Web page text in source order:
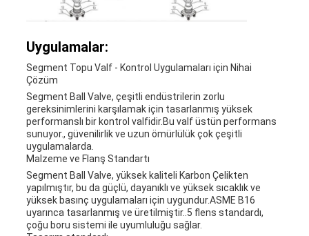
Uygulamalar:
Segment Topu Valf - Kontrol Uygulamaları için Nihai
Çözüm
Segment Ball Valve, çeşitli endüstrilerin zorlu
gereksinimlerini karşılamak için tasarlanmış yüksek
performanslı bir kontrol valfidir.Bu valf üstün performans
sunuyor., güvenilirlik ve uzun ömürlülük çok çeşitli
uygulamalarda.
Malzeme ve Flanş Standartı
Segment Ball Valve, yüksek kaliteli Karbon Çelikten
yapılmıştır, bu da güçlü, dayanıklı ve yüksek sıcaklık ve
yüksek basınç uygulamaları için uygundur.ASME B16
uyarınca tasarlanmış ve üretilmiştir..5 flens standardı,
çoğu boru sistemi ile uyumluluğu sağlar.